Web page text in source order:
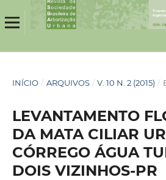
INÍCIO / ARQUIVOS / V. 10 N. 2 (2015) /
LEVANTAMENTO
DA MATA CILIAR
CÓRREGO ÁGUA
DOIS VIZINHOS-PR